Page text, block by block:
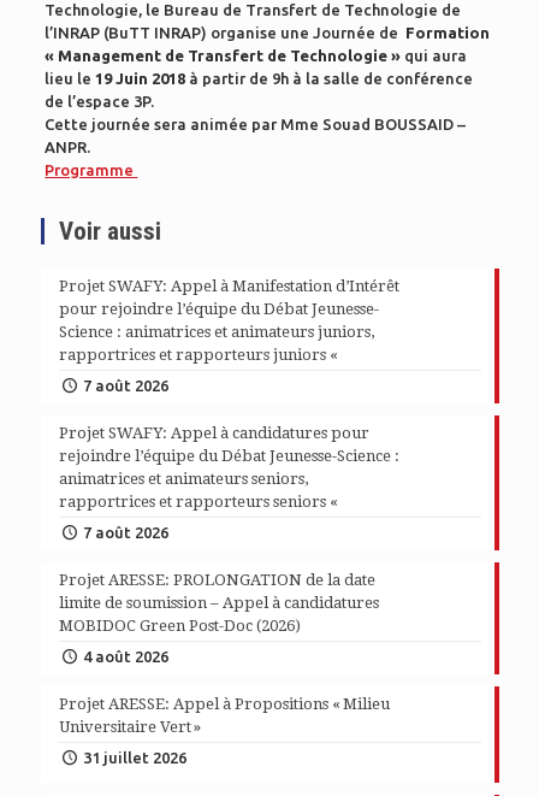
Technologie, le Bureau de Transfert de Technologie de
l’INRAP (BuTT INRAP) organise une Journée de Formation
« Management de Transfert de Technologie » qui aura
lieu le19 Juin 2018 à partir de 9h à la salle de conférence
de l’espace 3P.
Cette journée sera animée par Mme Souad BOUSSAID –
ANPR.
Programme
Voir aussi
Projet SWAFY: Appel à Manifestation d’Intérêt
pour rejoindre l’équipe du Débat Jeunesse-
Science : animatrices et animateurs juniors,
rapportrices et rapporteurs juniors «
7 août 2026
Projet SWAFY: Appel à candidatures pour
rejoindre l’équipe du Débat Jeunesse-Science :
animatrices et animateurs seniors,
rapportrices et rapporteurs seniors «
7 août 2026
Projet ARESSE: PROLONGATION de la date
limite de soumission – Appel à candidatures
MOBIDOC Green Post-Doc (2026)
4 août 2026
Projet ARESSE: Appel à Propositions « Milieu
Universitaire Vert »
31 juillet 2026